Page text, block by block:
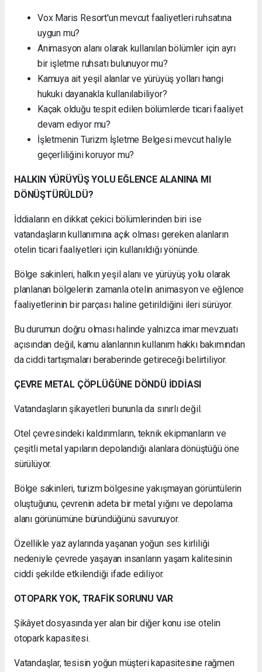
Vox Maris Resort'un mevcut faaliyetleri ruhsatına
uygun mu?
Animasyon alanı olarak kullanılan bölümler için ayrı
bir işletme ruhsatı bulunuyor mu?
Kamuya ait yeşil alanlar ve yürüyüş yolları hangi
hukuki dayanakla kullanılabiliyor?
Kaçak olduğu tespit edilen bölümlerde ticari faaliyet
devam ediyor mu?
İşletmenin Turizm İşletme Belgesi mevcut haliyle
geçerliliğini koruyor mu?
HALKIN YÜRÜYÜŞ YOLU EĞLENCE ALANINA MI
DÖNÜŞTÜRÜLDÜ?
İddiaların en dikkat çekici bölümlerinden biri ise
vatandaşların kullanımına açık olması gereken alanların
otelin ticari faaliyetleri için kullanıldığı yönünde.
Bölge sakinleri, halkın yeşil alanı ve yürüyüş yolu olarak
planlanan bölgelerin zamanla otelin animasyon ve eğlence
faaliyetlerinin bir parçası haline getirildiğini ileri sürüyor.
Bu durumun doğru olması halinde yalnızca imar mevzuatı
açısından değil, kamu alanlarının kullanım hakkı bakımından
da ciddi tartışmaları beraberinde getireceği belirtiliyor.
ÇEVRE METAL ÇÖPLÜĞÜNE DÖNDÜ İDDİASI
Vatandaşların şikayetleri bununla da sınırlı değil.
Otel çevresindeki kaldırımların, teknik ekipmanların ve
çeşitli metal yapıların depolandığı alanlara dönüştüğü öne
sürülüyor.
Bölge sakinleri, turizm bölgesine yakışmayan görüntülerin
oluştuğunu, çevrenin adeta bir metal yığını ve depolama
alanı görünümüne büründüğünü savunuyor.
Özellikle yaz aylarında yaşanan yoğun ses kirliliği
nedeniyle çevrede yaşayan insanların yaşam kalitesinin
ciddi şekilde etkilendiği ifade ediliyor.
OTOPARK YOK, TRAFİK SORUNU VAR
Şikâyet dosyasında yer alan bir diğer konu ise otelin
otopark kapasitesi.
Vatandaşlar, tesisin yoğun müşteri kapasitesine rağmen